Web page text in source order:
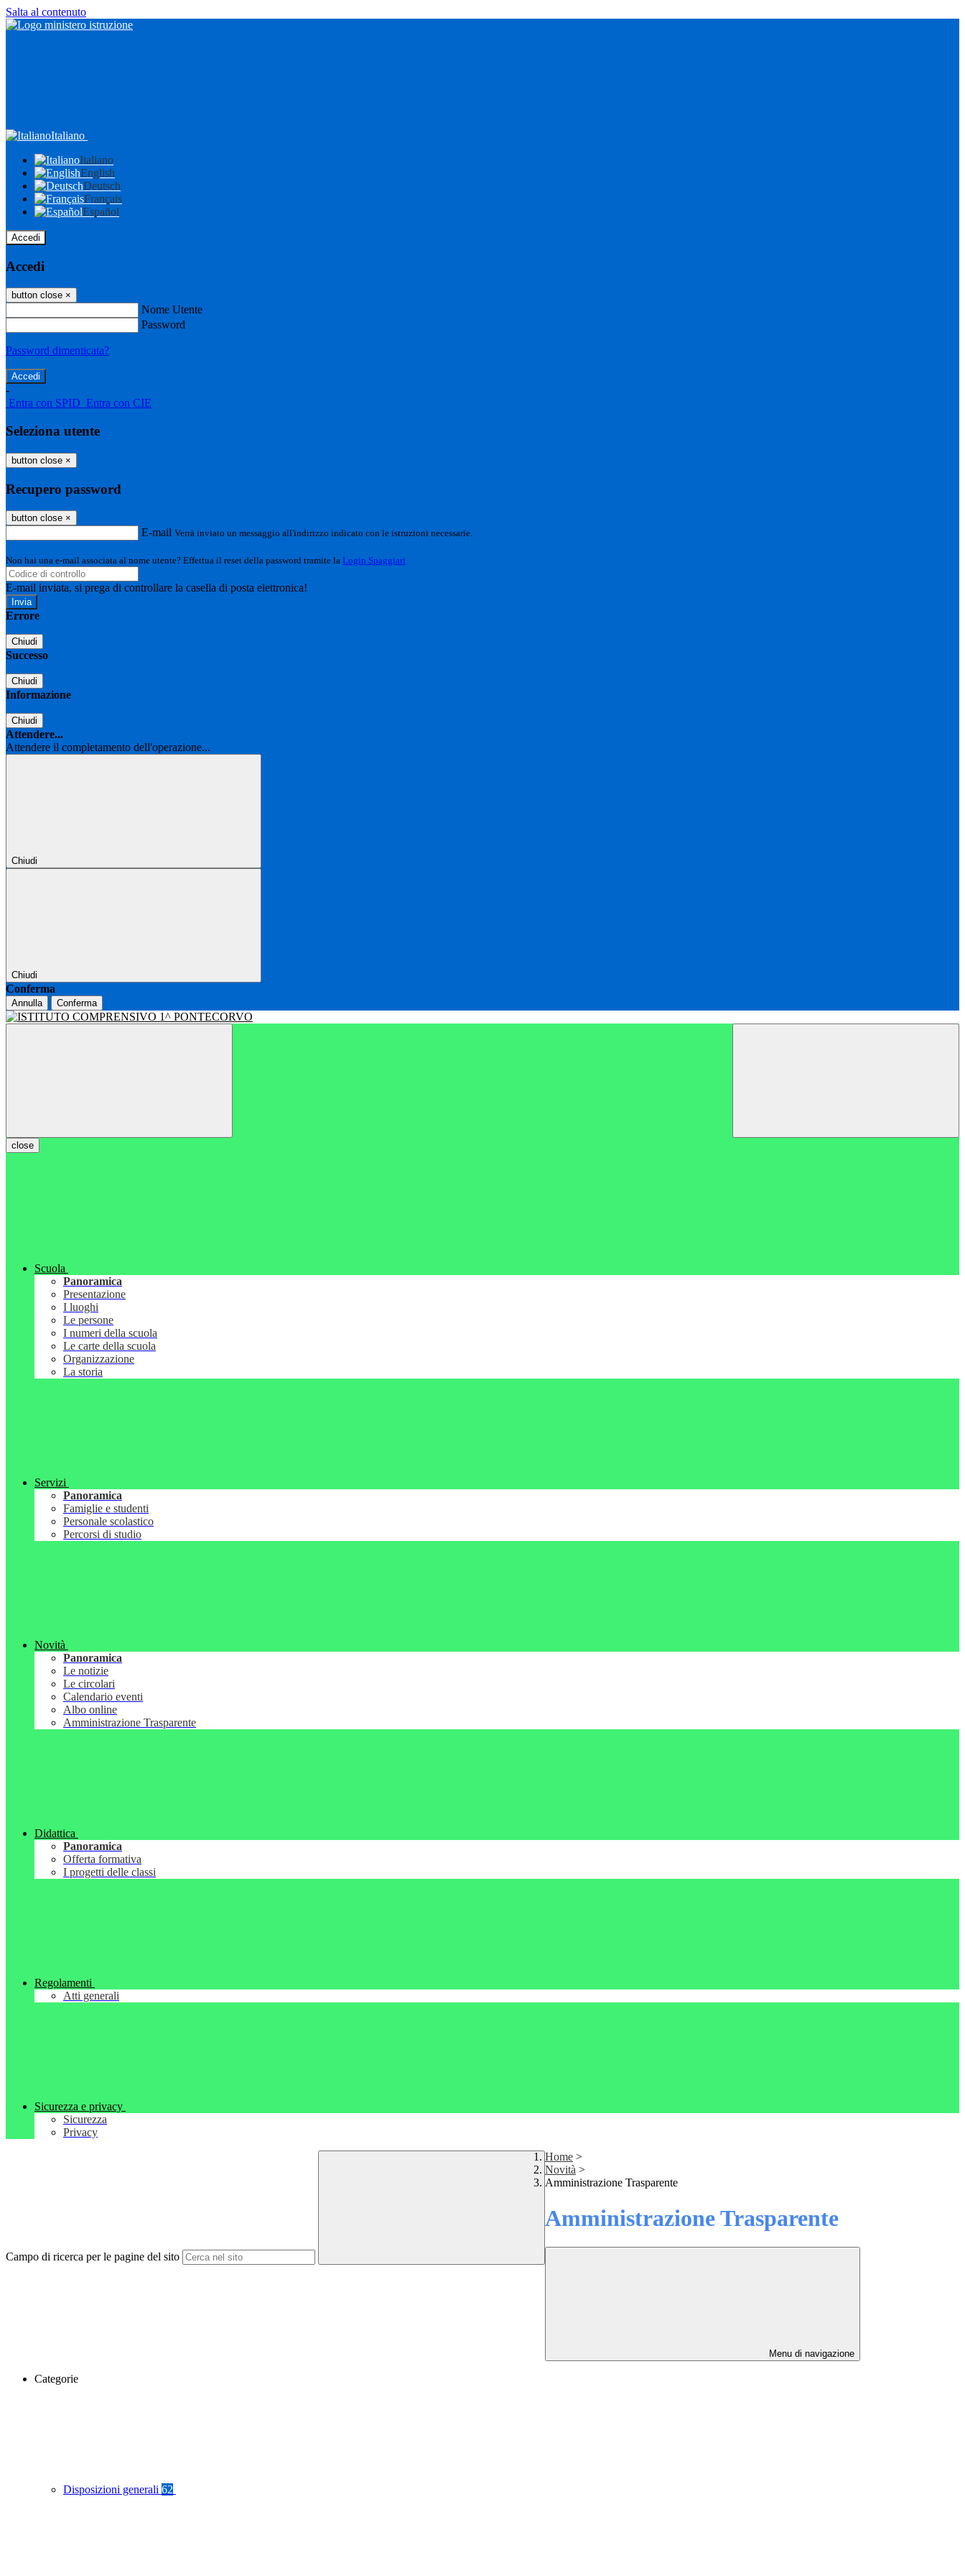
Salta al contenuto
Italiano
Italiano
English
Deutsch
Français
Español
Accedi
Accedi
button close ×
Nome Utente
Password
Password dimenticata?
-
Entra con SPID Entra con CIE
Seleziona utente
button close ×
Recupero password
button close ×
E-mail Verrà inviato un messaggio all'indirizzo indicato con le istruzioni necessarie.
Non hai una e-mail associata al nome utente? Effettua il reset della password tramite la Login Spaggiari
E-mail inviata, si prega di controllare la casella di posta elettronica!
Errore
Chiudi
Successo
Chiudi
Informazione
Chiudi
Attendere...
Attendere il completamento dell'operazione...
Chiudi
Chiudi
Conferma
Annulla Conferma
close
Scuola
Panoramica
Presentazione
I luoghi
Le persone
I numeri della scuola
Le carte della scuola
Organizzazione
La storia
Servizi
Panoramica
Famiglie e studenti
Personale scolastico
Percorsi di studio
Novità
Panoramica
Le notizie
Le circolari
Calendario eventi
Albo online
Amministrazione Trasparente
Didattica
Panoramica
Offerta formativa
I progetti delle classi
Regolamenti
Atti generali
Sicurezza e privacy
Sicurezza
Privacy
Campo di ricerca per le pagine del sito
Home >
Novità >
Amministrazione Trasparente
Amministrazione Trasparente
Menu di navigazione
Categorie
Disposizioni generali 62